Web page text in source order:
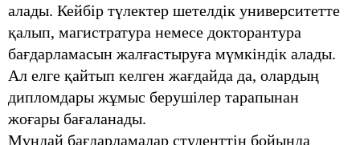
алады. Кейбір түлектер шетелдік университетте
қалып, магистратура немесе докторантура
бағдарламасын жалғастыруға мүмкіндік алады.
Ал елге қайтып келген жағдайда да, олардың
дипломдары жұмыс берушілер тарапынан
жоғары бағаланады.
Мұндай бағдарламалар студенттің бойында